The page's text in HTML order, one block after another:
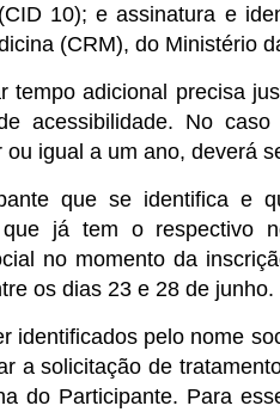
10); e assinatura e
(CRM), do Ministério
tempo adicional precisa
acessibilidade. No
igual a um ano, deverá
que se identifica e
já tem o respectivo
no momento da
os dias 23 e 28 de junho.
identificados pelo nome
a solicitação de
do Participante. Para